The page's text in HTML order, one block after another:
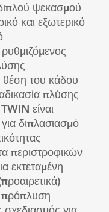
ψεκασμού
και εξωτερικό
θέση του κάδου
πλύσης
είναι
διπλασιασμό
περιστροφικών
εκτεταμένη
πρόπλυση